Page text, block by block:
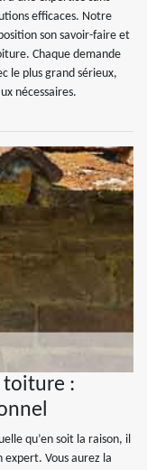
efficaces. Notre
son savoir-faire et
Chaque demande
le plus grand sérieux,
nécessaires.
toiture :
qu’en soit la raison, il
expert. Vous aurez la